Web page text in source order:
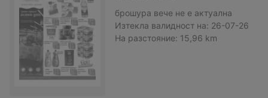
брошура вече не е актуална
Изтекла валидност на: 26-07-26
На разстояние: 15,96 km